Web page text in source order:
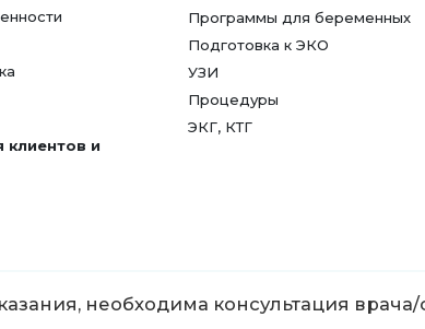
и
Программы для беременных
Подготовка к ЭКО
УЗИ
Процедуры
ЭКГ, КТГ
необходима консультация врача/